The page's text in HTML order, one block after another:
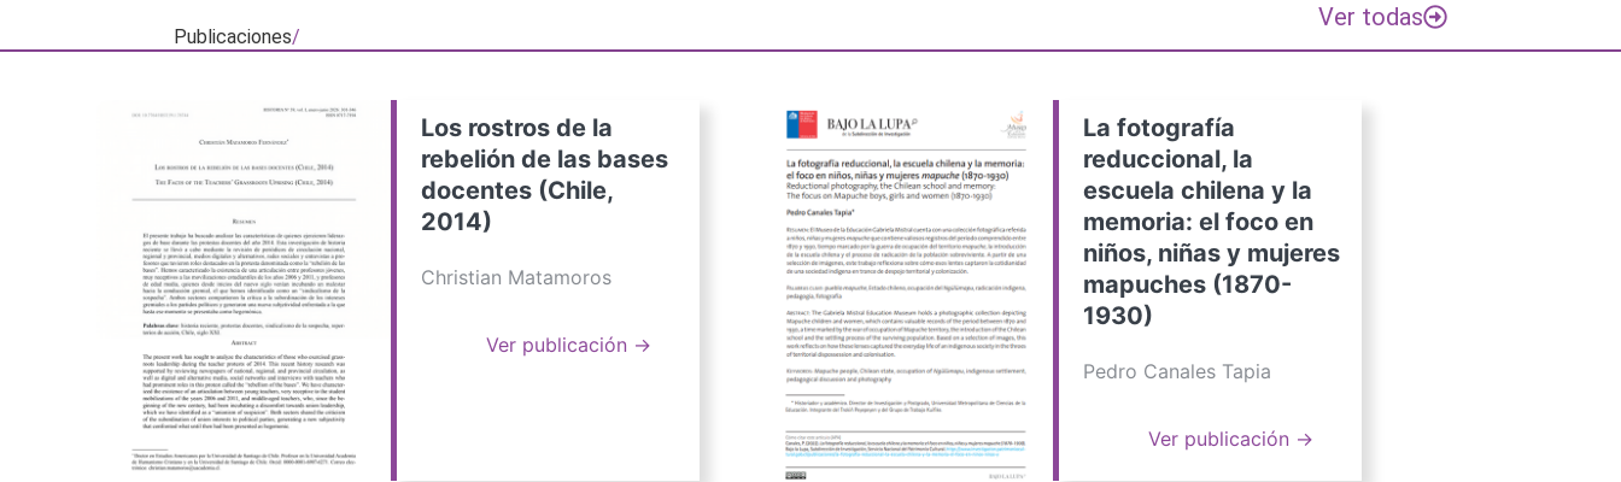
Publicaciones/
Ver todas
Los rostros de la
rebelión de las bases
docentes (Chile,
2014)
Christian Matamoros
Ver publicación →
La fotografía
reduccional, la
escuela chilena y la
memoria: el foco en
niños, niñas y mujeres
mapuches (1870-
1930)
Pedro Canales Tapia
Ver publicación →